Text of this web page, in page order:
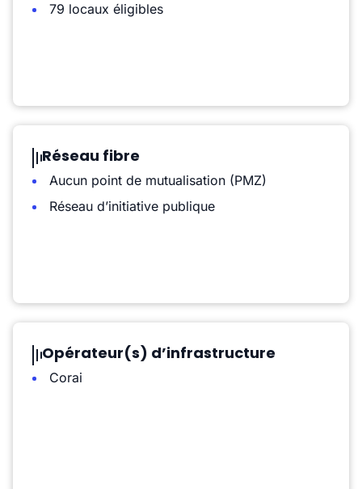
79 locaux éligibles
Réseau fibre
Aucun point de mutualisation (PMZ)
Réseau d’initiative publique
Opérateur(s) d’infrastructure
Corai